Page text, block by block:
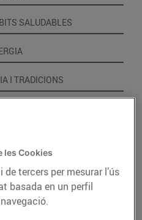
SALUDABLES
I TRADICIONS
les Cookies
tercers per mesurar l’ús
basada en un perfil